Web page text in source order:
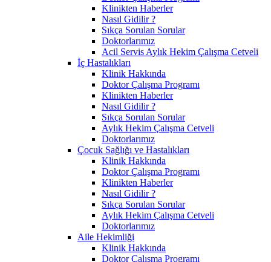
Klinikten Haberler
Nasıl Gidilir ?
Sıkça Sorulan Sorular
Doktorlarımız
Acil Servis Aylık Hekim Çalışma Cetveli
İç Hastalıkları
Klinik Hakkında
Doktor Çalışma Programı
Klinikten Haberler
Nasıl Gidilir ?
Sıkça Sorulan Sorular
Aylık Hekim Çalışma Cetveli
Doktorlarımız
Çocuk Sağlığı ve Hastalıkları
Klinik Hakkında
Doktor Çalışma Programı
Klinikten Haberler
Nasıl Gidilir ?
Sıkça Sorulan Sorular
Aylık Hekim Çalışma Cetveli
Doktorlarımız
Aile Hekimliği
Klinik Hakkında
Doktor Çalışma Programı